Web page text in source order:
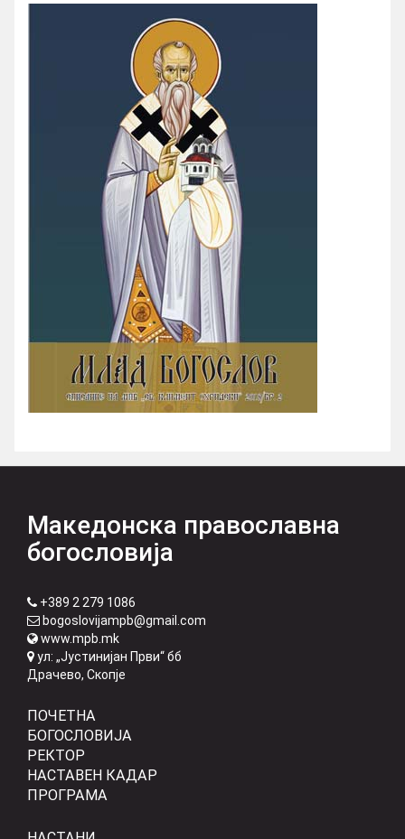
Македонска православна
богословија
+389 2 279 1086
bogoslovijampb@gmail.com
www.mpb.mk
ул: „Јустинијан Први“ бб
Драчево, Скопје
ПОЧЕТНА
БОГОСЛОВИЈА
РЕКТОР
НАСТАВЕН КАДАР
ПРОГРАМА